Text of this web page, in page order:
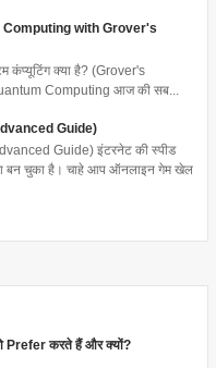
Computing with Grover's
कंप्यूटिंग क्या है? (Grover's
Computing आज की सब...
Guide)
Guide) इंटरनेट की स्पीड
बन चुका है। चाहे आप ऑनलाइन गेम खेल
Prefer करते हैं और क्यों?